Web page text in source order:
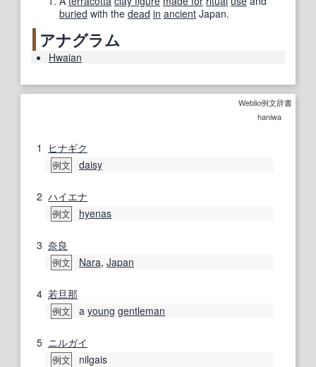
buried with the dead in ancient Japan.
アナグラム
Hwaian
Weblio例文辞書
haniwa
1 ヒナギク
例文 daisy
2 ハイエナ
例文 hyenas
3 奈良
例文 Nara, Japan
4 若旦那
例文 a young gentleman
5 ニルガイ
例文 nilgais